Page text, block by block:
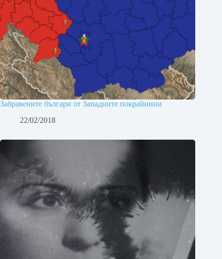
Забравените българи от Западните покрайнини
22/02/2018